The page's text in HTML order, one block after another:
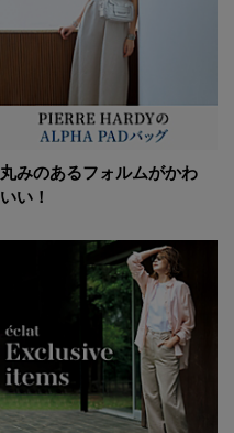
丸みのあるフォルムがかわ
いい！